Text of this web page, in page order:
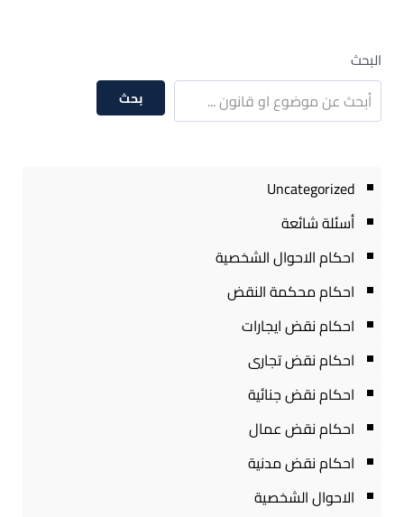
البحث
بحث
Uncategorized
أسئلة شائعة
احكام الاحوال الشخصية
احكام محكمة النقض
احكام نقض ايجارات
احكام نقض تجارى
احكام نقض جنائية
احكام نقض عمال
احكام نقض مدنية
الاحوال الشخصية